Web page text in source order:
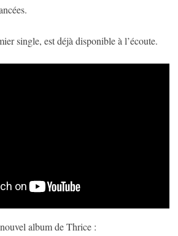
single, est déjà disponible à l’écoute.
album de Thrice :